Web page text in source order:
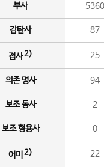
부사 5360
감탄사 87
접사2) 25
의존 명사 94
보조 동사 2
보조 형용사 0
어미 2) 22